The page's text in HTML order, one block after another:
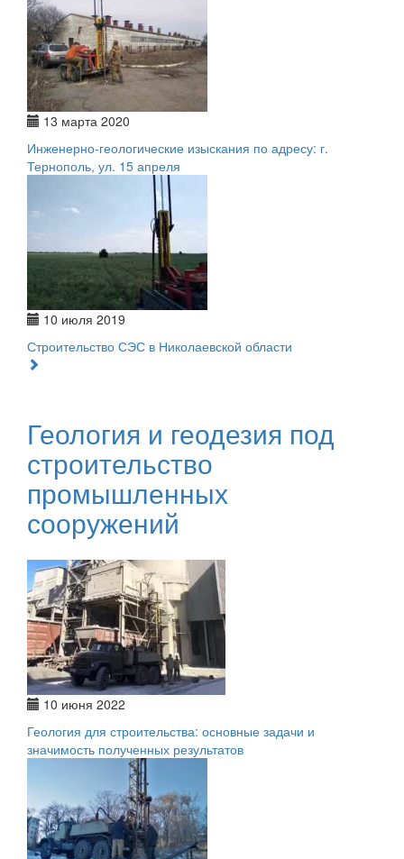
13 марта 2020
Инженерно-геологические изыскания по адресу: г.
Тернополь, ул. 15 апреля
10 июля 2019
Строительство СЭС в Николаевской области
Геология и геодезия под
строительство
промышленных
сооружений
10 июня 2022
Геология для строительства: основные задачи и
значимость полученных результатов